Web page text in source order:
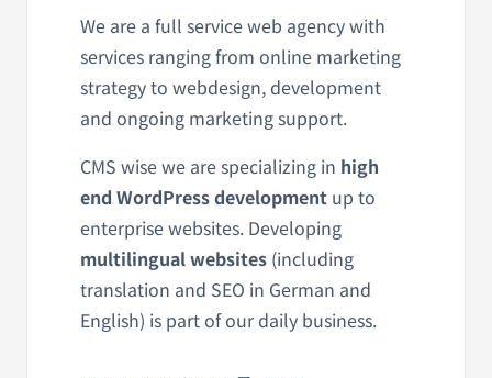
We are a full service web agency with
services ranging from online marketing
strategy to webdesign, development
and ongoing marketing support.
CMS wise we are specializing in high
end WordPress development up to
enterprise websites. Developing
multilingual websites (including
translation and SEO in German and
English) is part of our daily business.